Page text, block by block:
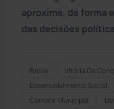
aproxime, de forma
das decisões
Bahia
Vitória Da
Desenvolvimento Social
Câmara Municipal